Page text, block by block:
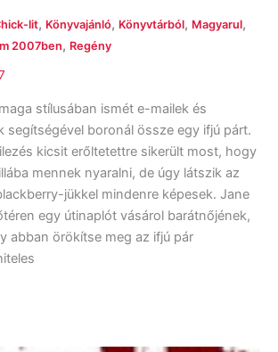
lit, Könyvajánló, Könyvtárból, Magyarul,
2007ben, Regény
stílusában ismét e-mailek és
segítségével boronál össze egy ifjú párt.
kicsit erőltetettre sikerült most, hogy
mennek nyaralni, de úgy látszik az
jükkel mindenre képesek. Jane
egy útinaplót vásárol barátnőjének,
abban örökítse meg az ifjú pár